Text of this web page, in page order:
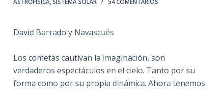
David Barrado y Navascués
Los cometas cautivan la imaginación, son
verdaderos espectáculos en el cielo. Tanto por su
forma como por su propia dinámica. Ahora tenemos